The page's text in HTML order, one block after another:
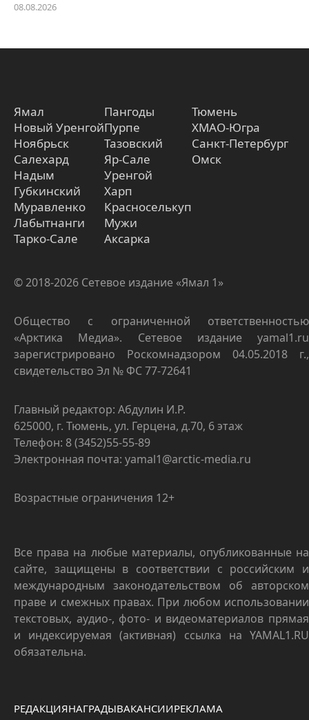
08.08.2026
Ямал
Новый Уренгой
Ноябрьск
Салехард
Надым
Губкинский
Муравленко
Лабытнанги
Тарко-Сале
Пангоды
Пурпе
Тазовский
Яр-Сале
Уренгой
Харп
Красноселькуп
Мужи
Аксарка
Тюмень
ХМАО-Югра
Санкт-Петербург
Омск
© 2018-2026 Сетевое издание «Ямал 1»
Общество с ограниченной ответственностью
«Арктика Медиа». Сетевое издание yamal1.ru
зарегистрировано Роскомнадзором 04.05.2018 г.,
свидетельство Эл № ФС 77-72641
Главный редактор: Абдулин И.Р.
625000, г. Тюмень, ул. Герцена, д.70, 6 этаж
Телефон: 8 (3452)55-55-89
Электронная почта: yamal1@arctic-media.ru
Возрастные ограничения 12+
Все права на любые материалы, опубликованные на
сайте, защищены в соответствии с российским и
международным законодательством об авторском
праве и смежных правах. При любом использовании
текстовых, аудио-, фото- и видеоматериалов прямая
и индексируемая (активная) ссылка на YAMAL1.RU
обязательна.
РЕДАКЦИЯНАГРАДЫВАКАНСИИРЕКЛАМА